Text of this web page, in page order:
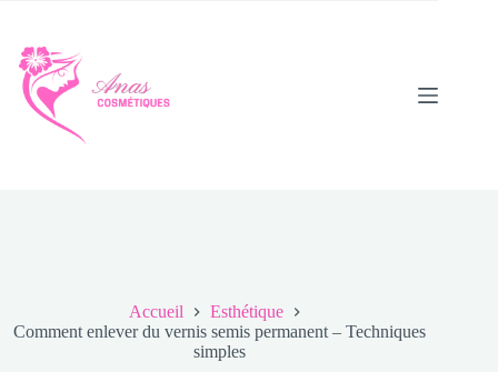
contenu
Accueil
Esthétique
Comment enlever du vernis semis permanent – Techniques
simples